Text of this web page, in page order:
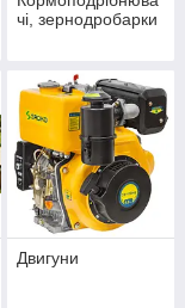
чі, зернодробарки
Двигуни